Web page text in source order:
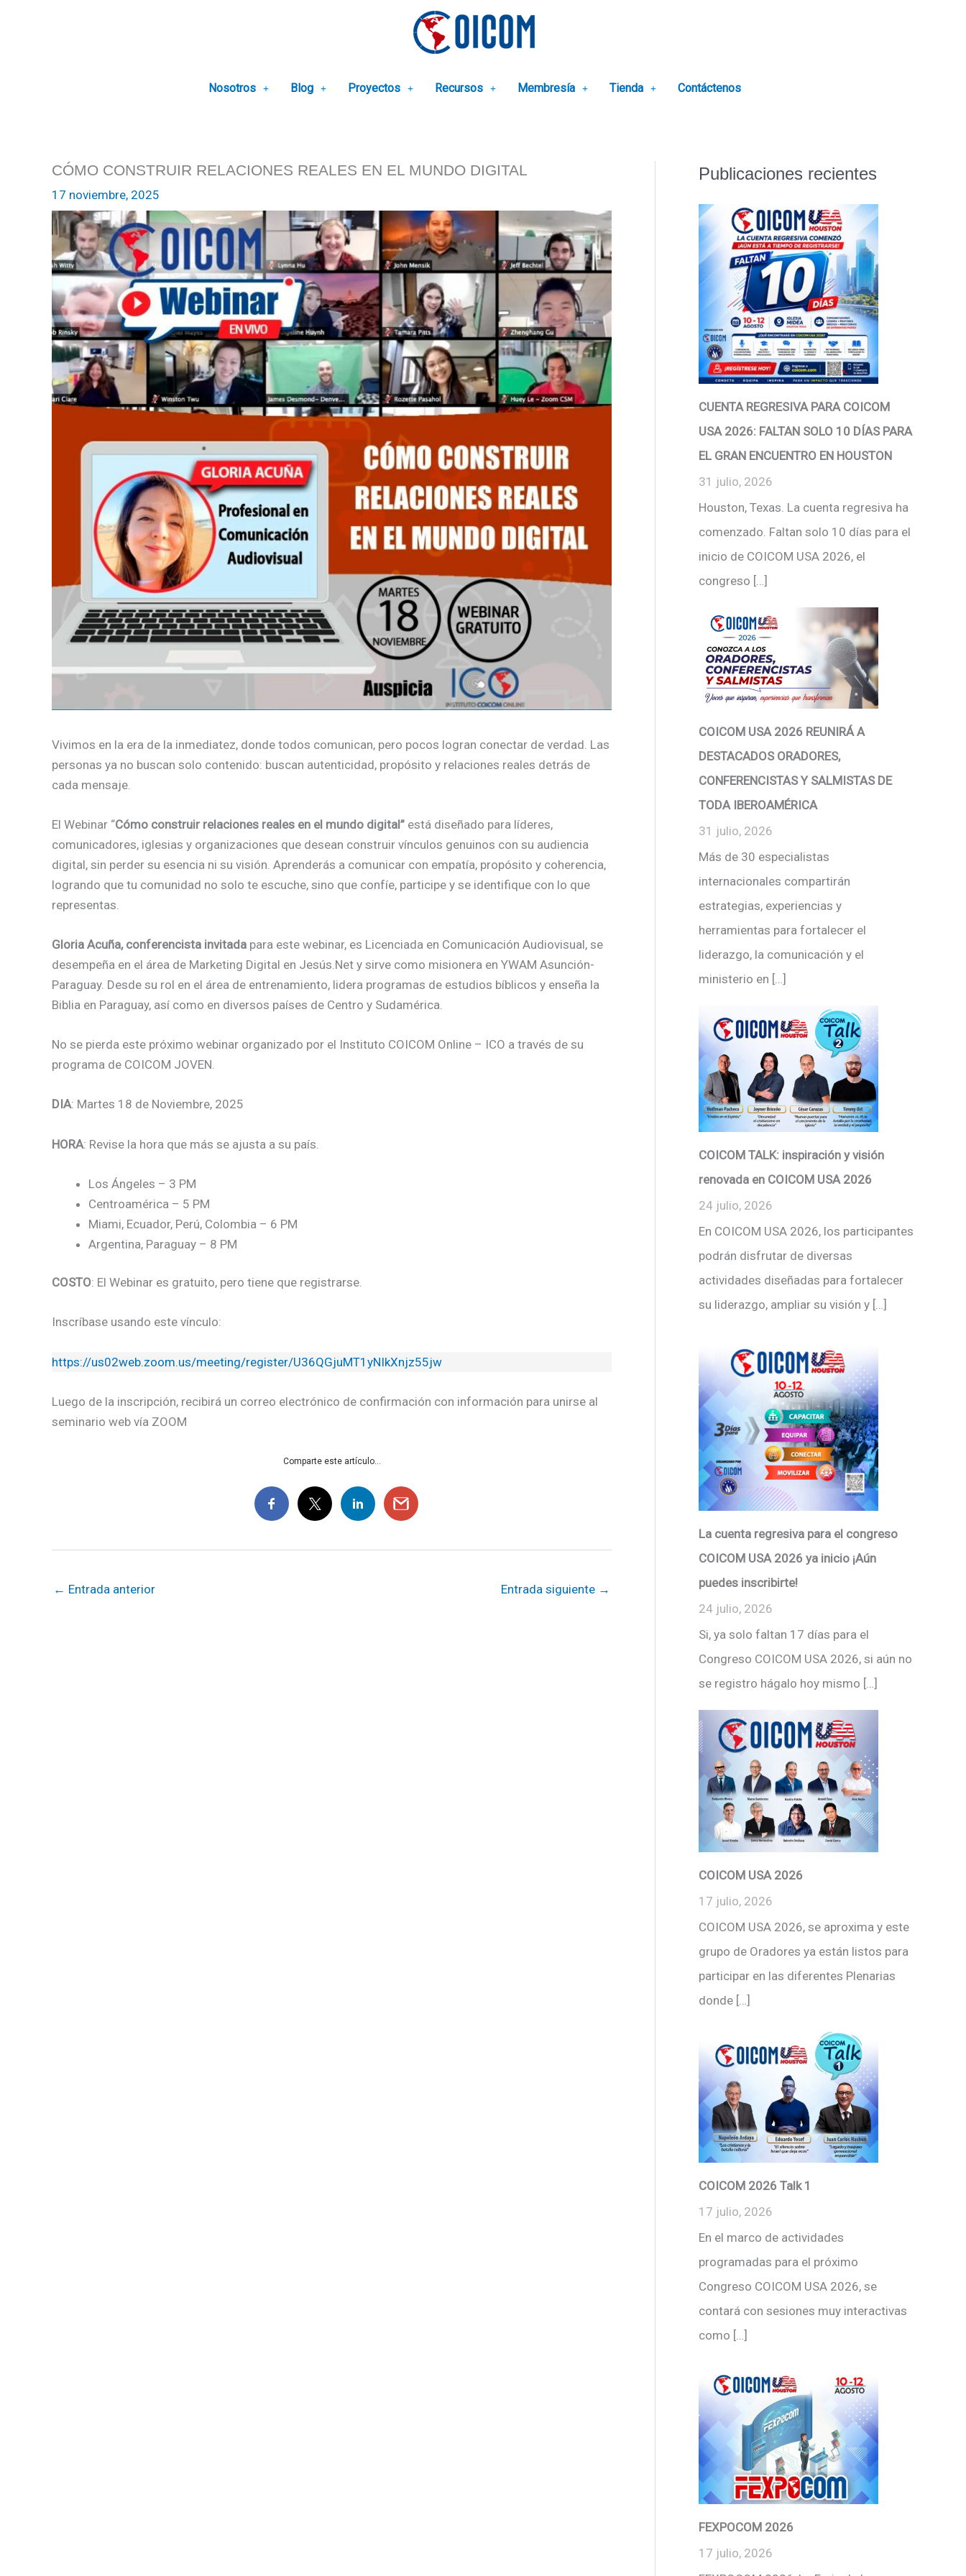
Nosotros Blog Proyectos Recursos Membresía Tienda Contáctenos
CÓMO CONSTRUIR RELACIONES REALES EN EL MUNDO DIGITAL
17 noviembre, 2025
Vivimos en la era de la inmediatez, donde todos comunican, pero pocos logran conectar de verdad. Las
personas ya no buscan solo contenido: buscan autenticidad, propósito y relaciones reales detrás de
cada mensaje.
El Webinar “Cómo construir relaciones reales en el mundo digital” está diseñado para líderes,
comunicadores, iglesias y organizaciones que desean construir vínculos genuinos con su audiencia
digital, sin perder su esencia ni su visión. Aprenderás a comunicar con empatía, propósito y coherencia,
logrando que tu comunidad no solo te escuche, sino que confíe, participe y se identifique con lo que
representas.
Gloria Acuña, conferencista invitada para este webinar, es Licenciada en Comunicación Audiovisual, se
desempeña en el área de Marketing Digital en Jesús.Net y sirve como misionera en YWAM Asunción-
Paraguay. Desde su rol en el área de entrenamiento, lidera programas de estudios bíblicos y enseña la
Biblia en Paraguay, así como en diversos países de Centro y Sudamérica.
No se pierda este próximo webinar organizado por el Instituto COICOM Online – ICO a través de su
programa de COICOM JOVEN.
DIA: Martes 18 de Noviembre, 2025
HORA: Revise la hora que más se ajusta a su país.
Los Ángeles – 3 PM
Centroamérica – 5 PM
Miami, Ecuador, Perú, Colombia – 6 PM
Argentina, Paraguay – 8 PM
COSTO: El Webinar es gratuito, pero tiene que registrarse.
Inscríbase usando este vínculo:
https://us02web.zoom.us/meeting/register/U36QGjuMT1yNIkXnjz55jw
Luego de la inscripción, recibirá un correo electrónico de confirmación con información para unirse al
seminario web vía ZOOM
Comparte este artículo...
← Entrada anterior Entrada siguiente →
Publicaciones recientes
CUENTA REGRESIVA PARA COICOM
USA 2026: FALTAN SOLO 10 DÍAS PARA
EL GRAN ENCUENTRO EN HOUSTON
31 julio, 2026
Houston, Texas. La cuenta regresiva ha
comenzado. Faltan solo 10 días para el
inicio de COICOM USA 2026, el
congreso […]
COICOM USA 2026 REUNIRÁ A
DESTACADOS ORADORES,
CONFERENCISTAS Y SALMISTAS DE
TODA IBEROAMÉRICA
31 julio, 2026
Más de 30 especialistas
internacionales compartirán
estrategias, experiencias y
herramientas para fortalecer el
liderazgo, la comunicación y el
ministerio en […]
COICOM TALK: inspiración y visión
renovada en COICOM USA 2026
24 julio, 2026
En COICOM USA 2026, los participantes
podrán disfrutar de diversas
actividades diseñadas para fortalecer
su liderazgo, ampliar su visión y […]
La cuenta regresiva para el congreso
COICOM USA 2026 ya inicio ¡Aún
puedes inscribirte!
24 julio, 2026
Si, ya solo faltan 17 días para el
Congreso COICOM USA 2026, si aún no
se registro hágalo hoy mismo […]
COICOM USA 2026
17 julio, 2026
COICOM USA 2026, se aproxima y este
grupo de Oradores ya están listos para
participar en las diferentes Plenarias
donde […]
COICOM 2026 Talk 1
17 julio, 2026
En el marco de actividades
programadas para el próximo
Congreso COICOM USA 2026, se
contará con sesiones muy interactivas
como […]
FEXPOCOM 2026
17 julio, 2026